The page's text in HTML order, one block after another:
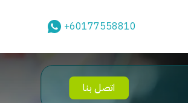
+60177558810
اتصل بنا